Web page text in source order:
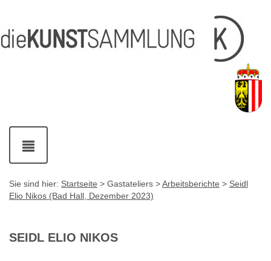
[1]
[2]
Links
[3]
mit
Kontaktdaten
Navigation
ein-
und
Sie sind hier: Startseite > Gastateliers >Arbeitsberichte > Seidl
Elio Nikos (Bad Hall, Dezember 2023)
SEIDL ELIO NIKOS